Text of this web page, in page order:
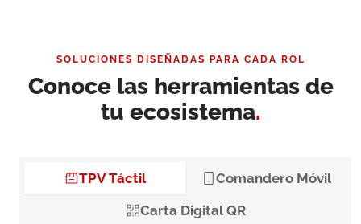
SOLUCIONES DISEÑADAS PARA CADA ROL
Conoce las herramientas de
tu ecosistema.
TPV Táctil
Comandero Móvil
Carta Digital QR